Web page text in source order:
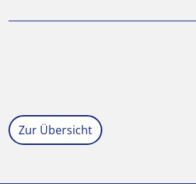
Zur Übersicht